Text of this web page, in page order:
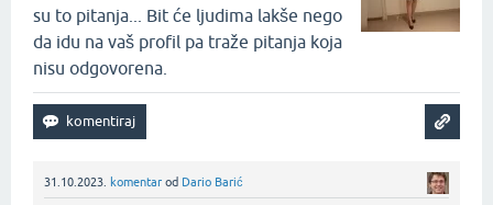
su to pitanja... Bit će ljudima lakše nego
da idu na vaš profil pa traže pitanja koja
nisu odgovorena.
31.10.2023. komentar od Dario Barić